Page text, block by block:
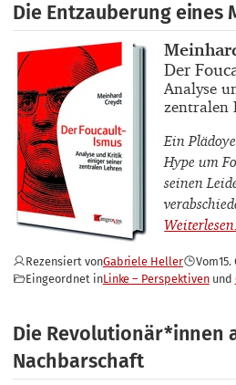
Die Entzauberung eines
Buchtitel
Der
Analyse
zentralen
Ein
Hype um
seinen
Rezensiert vonGabriele Heller Vom15.
Eingeordnet inLinke – Perspektiven
Die Revolutionär*innen
Nachbarschaft